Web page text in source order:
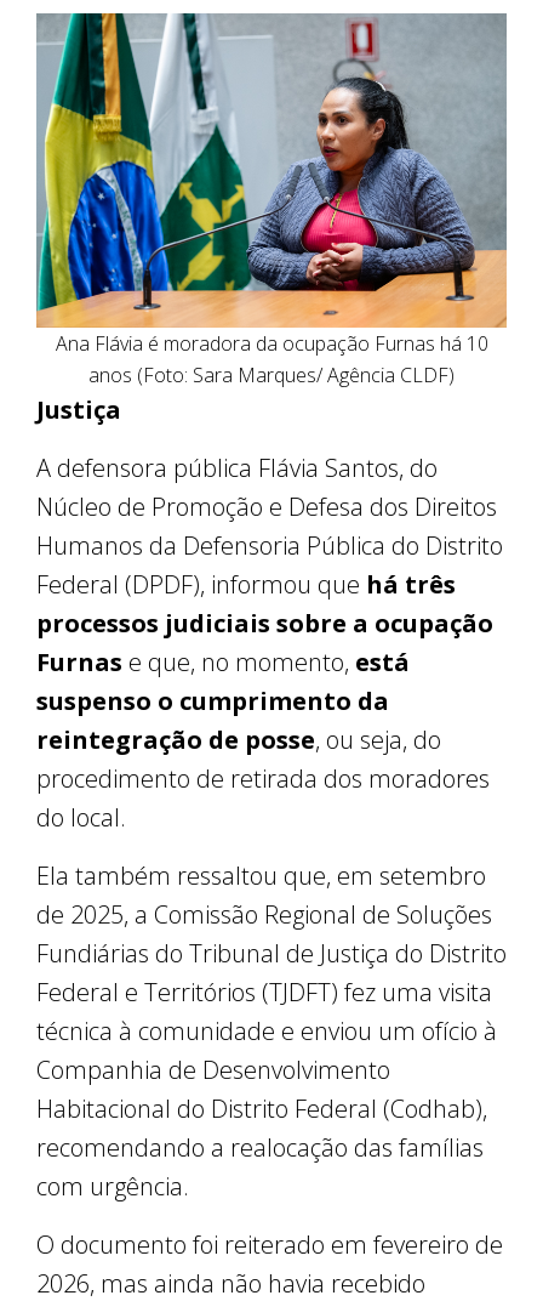
Ana Flávia é moradora da ocupação Furnas há 10
anos (Foto: Sara Marques/ Agência CLDF)
Justiça
A defensora pública Flávia Santos, do
Núcleo de Promoção e Defesa dos Direitos
Humanos da Defensoria Pública do Distrito
Federal (DPDF), informou que há três
processos judiciais sobre a ocupação
Furnas e que, no momento, está
suspenso o cumprimento da
reintegração de posse, ou seja, do
procedimento de retirada dos moradores
do local.
Ela também ressaltou que, em setembro
de 2025, a Comissão Regional de Soluções
Fundiárias do Tribunal de Justiça do Distrito
Federal e Territórios (TJDFT) fez uma visita
técnica à comunidade e enviou um ofício à
Companhia de Desenvolvimento
Habitacional do Distrito Federal (Codhab),
recomendando a realocação das famílias
com urgência.
O documento foi reiterado em fevereiro de
2026, mas ainda não havia recebido